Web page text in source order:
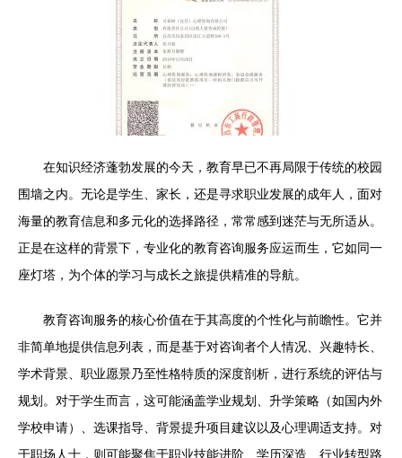
在知识经济蓬勃发展的今天，教育早已不再局限于传统的校园
围墙之内。无论是学生、家长，还是寻求职业发展的成年人，面对
海量的教育信息和多元化的选择路径，常常感到迷茫与无所适从。
正是在这样的背景下，专业化的教育咨询服务应运而生，它如同一
座灯塔，为个体的学习与成长之旅提供精准的导航。
教育咨询服务的核心价值在于其高度的个性化与前瞻性。它并
非简单地提供信息列表，而是基于对咨询者个人情况、兴趣特长、
学术背景、职业愿景乃至性格特质的深度剖析，进行系统的评估与
规划。对于学生而言，这可能涵盖学业规划、升学策略（如国内外
学校申请）、选课指导、背景提升项目建议以及心理调适支持。对
于职场人士，则可能聚焦于职业技能进阶、学历深造、行业转型路